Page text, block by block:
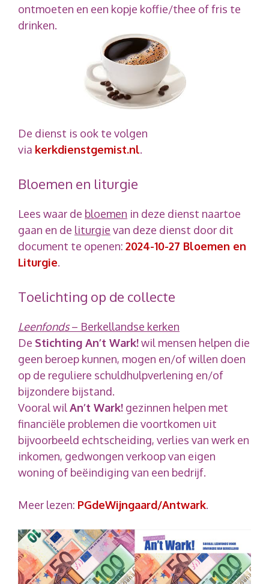
ontmoeten en een kopje koffie/thee of fris te
drinken.
De dienst is ook te volgen
via kerkdienstgemist.nl.
Bloemen en liturgie
Lees waar de bloemen in deze dienst naartoe
gaan en de liturgie van deze dienst door dit
document te openen: 2024-10-27 Bloemen en
Liturgie.
Toelichting op de collecte
Leenfonds– Berkellandse kerken
De Stichting An’t Wark!wil mensen helpen die
geen beroep kunnen, mogen en/of willen doen
op de reguliere schuldhulpverlening en/of
bijzondere bijstand.
Vooral wilAn’t Wark! gezinnen helpen met
financiële problemen die voortkomen uit
bijvoorbeeld echtscheiding, verlies van werk en
inkomen, gedwongen verkoop van eigen
woning of beëindiging van een bedrijf.
Meer lezen: PGdeWijngaard/Antwark.